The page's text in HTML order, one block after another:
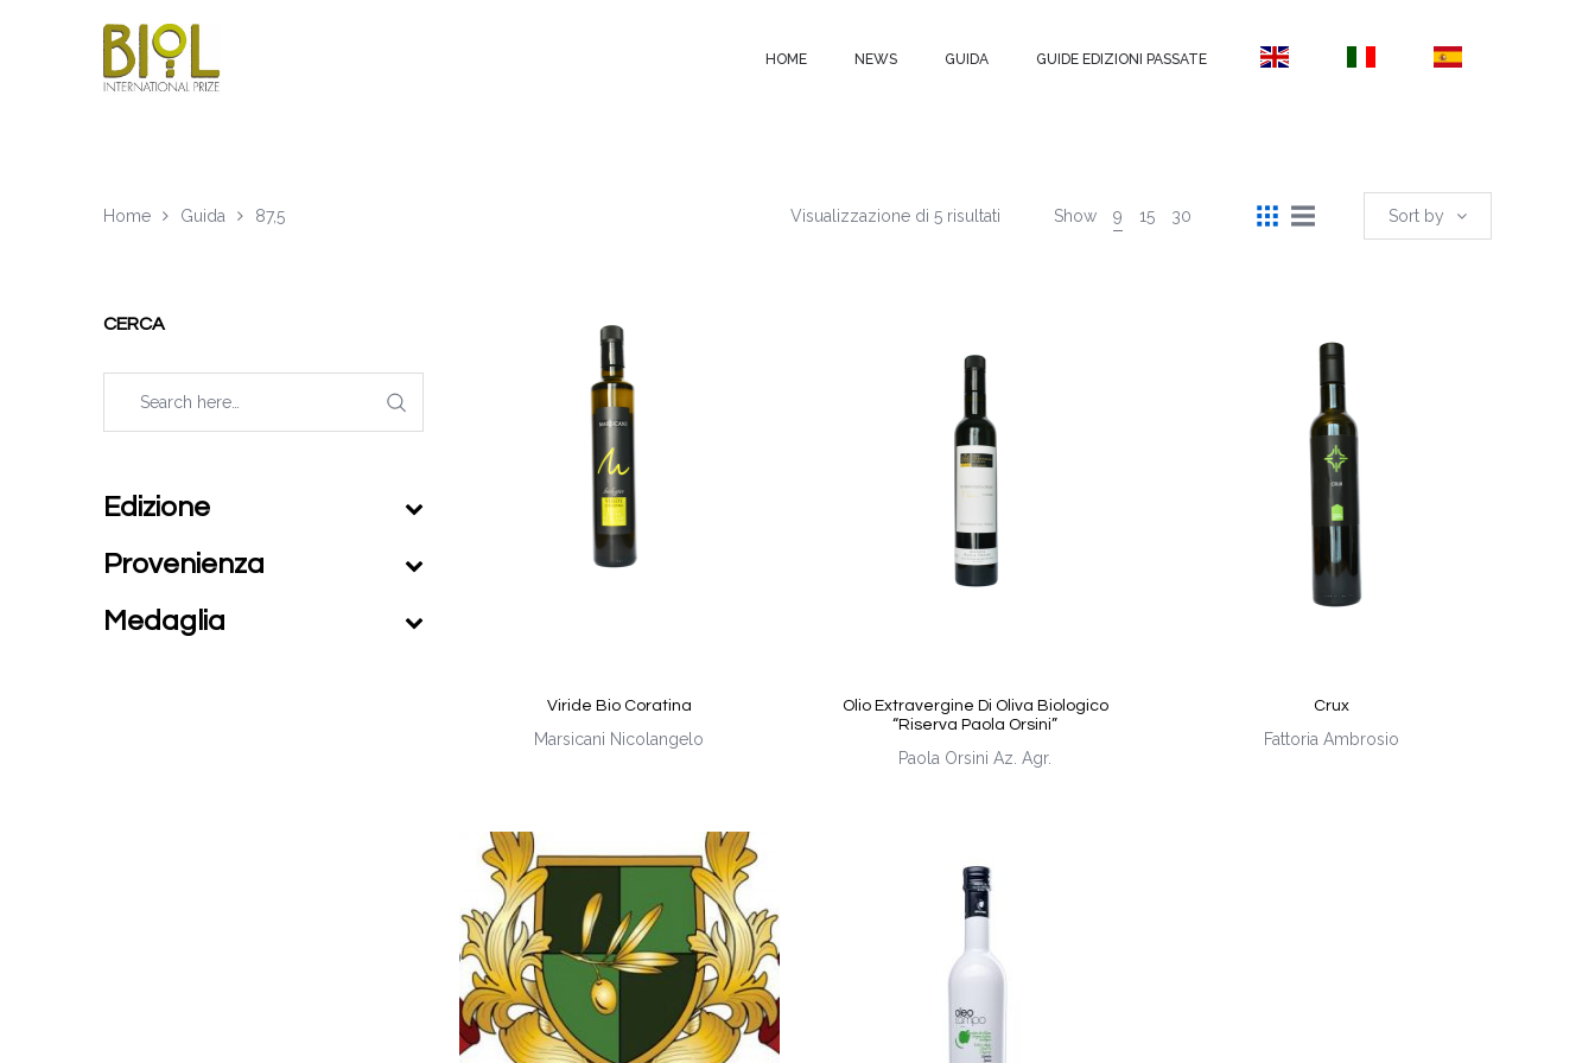
HOME NEWS GUIDA GUIDE EDIZIONI PASSATE
Home Guida 87,5 Sort by
Visualizzazione di 5 risultati Show 9 15 30
Viride Bio Coratina
Marsicani Nicolangelo
Olio Extravergine Di Oliva Biologico
“Riserva Paola Orsini”
Paola Orsini Az. Agr.
Crux
Fattoria Ambrosio
CERCA
Edizione
Provenienza
Medaglia